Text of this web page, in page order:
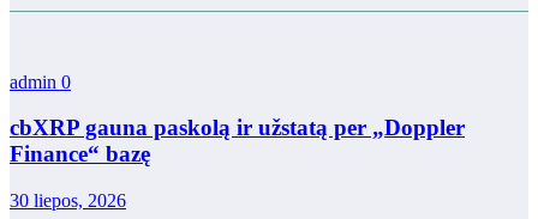
admin 0
cbXRP gauna paskolą ir užstatą per „Doppler
Finance“ bazę
30 liepos, 2026